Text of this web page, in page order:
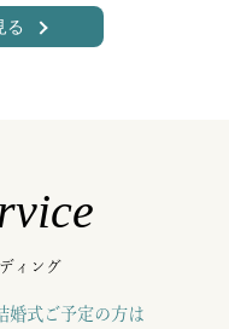
る
ィング
婚式ご予定の方は